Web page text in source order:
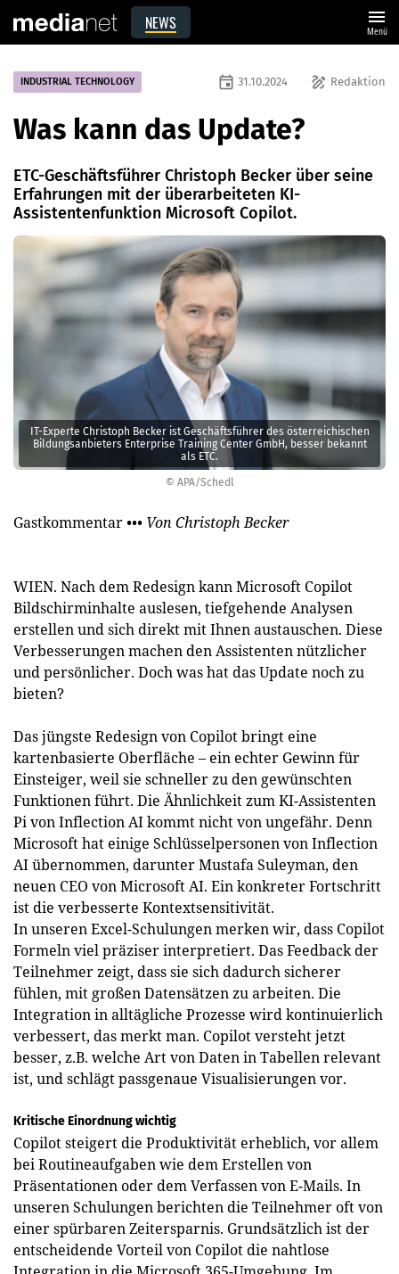
NEWS menu
Menü
© APA/Schedl
IT-Experte Christoph Becker ist Geschäftsführer des österreichischen
Bildungs­anbieters Enterprise Training Center GmbH, besser bekannt
als ETC.
INDUSTRIAL TECHNOLOGY draw Redaktion
event 31.10.2024
Was kann das Update?
ETC-Geschäftsführer Christoph Becker über seine
Erfahrungen mit der überarbeiteten KI-
Assistentenfunktion Microsoft Copilot.
Gastkommentar ••• Von Christoph Becker
WIEN. Nach dem Redesign kann Microsoft Copilot
Bildschirminhalte auslesen, tiefgehende Analysen
erstellen und sich direkt mit Ihnen austauschen. Diese
Verbesserungen machen den Assistenten nützlicher
und persönlicher. Doch was hat das Update noch zu
bieten?
Das jüngste Redesign von Copilot bringt eine
kartenbasierte Oberfläche – ein echter Gewinn für
Einsteiger, weil sie schneller zu den gewünschten
Funktionen führt. Die Ähnlichkeit zum KI-Assistenten
Pi von Inflection AI kommt nicht von ungefähr. Denn
Microsoft hat einige Schlüsselpersonen von Inflection
AI übernommen, darunter Mustafa Suleyman, den
neuen CEO von Microsoft AI. Ein konkreter Fortschritt
ist die verbesserte Kontextsensitivität.
In unseren Excel-Schulungen merken wir, dass Copilot
Formeln viel präziser interpretiert. Das Feedback der
Teilnehmer zeigt, dass sie sich dadurch sicherer
fühlen, mit großen Datensätzen zu arbeiten. Die
Integration in alltägliche Prozesse wird kontinuierlich
verbessert, das merkt man. Copilot versteht jetzt
besser, z.B. welche Art von Daten in Tabellen relevant
ist, und schlägt passgenaue Visualisierungen vor.
Kritische Einordnung wichtig
Copilot steigert die Produktivität erheblich, vor allem
bei Routineaufgaben wie dem Erstellen von
Präsentationen oder dem Verfassen von E-Mails. In
unseren Schulungen berichten die Teilnehmer oft von
einer spürbaren Zeitersparnis. Grundsätzlich ist der
entscheidende Vorteil von Copilot die nahtlose